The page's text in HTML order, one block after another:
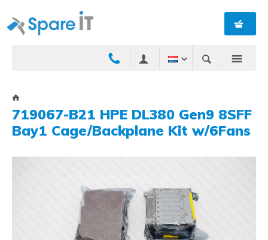
719067-B21 HPE DL380 Gen9 8SFF
Bay1 Cage/Backplane Kit w/6Fans